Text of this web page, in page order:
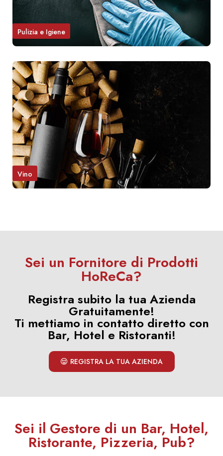
Pulizia e Igiene
Vino
Sei un Fornitore di Prodotti
HoReCa?
Registra subito la tua Azienda
Gratuitamente!
Ti mettiamo in contatto diretto con
Bar, Hotel e Ristoranti!
REGISTRA LA TUA AZIENDA
Sei il Gestore di un Bar, Hotel,
Ristorante, Pizzeria, Pub?